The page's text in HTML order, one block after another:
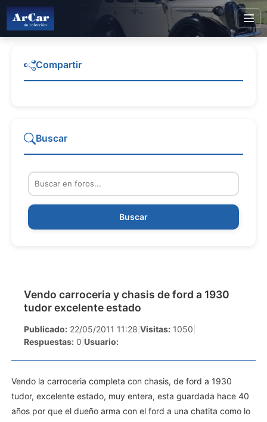
Vendo carroceria y chasis de ford a 1930
tudor excelente estado
Publicado: 22/05/2011 11:28 Visitas: 1050
Respuestas: 0 Usuario:
Vendo la carroceria completa con chasis, de ford a 1930
tudor, excelente estado, muy entera, esta guardada hace 40
años por que el dueño arma con el ford a una chatita como lo
Compartir
Buscar
Buscar